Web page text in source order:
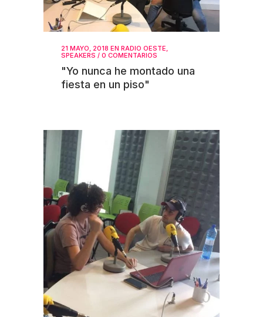
21 MAYO, 2018 EN RADIO OESTE,
SPEAKERS / 0 COMENTARIOS
"Yo nunca he montado una
fiesta en un piso"